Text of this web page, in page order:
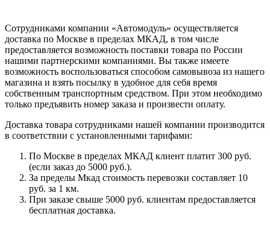
Сотрудниками компании «Автомодуль» осуществляется
доставка по Москве в пределах МКАД, в том числе
предоставляется возможность поставки товара по России
нашими партнерскими компаниями. Вы также имеете
возможность воспользоваться способом самовывоза из нашего
магазина и взять посылку в удобное для себя время
собственным транспортным средством. При этом необходимо
только предъявить номер заказа и произвести оплату.
Доставка товара сотрудниками нашей компании производится
в соответствии с установленными тарифами:
По Москве в пределах МКАД клиент платит 300 руб.
(если заказ до 5000 руб.).
За пределы Мкад стоимость перевозки составляет 10
руб. за 1 км.
При заказе свыше 5000 руб. клиентам предоставляется
бесплатная доставка.